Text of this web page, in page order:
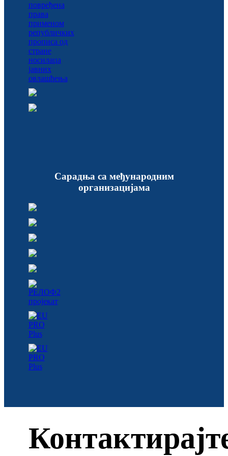
Сарадња са међународним
организацијама